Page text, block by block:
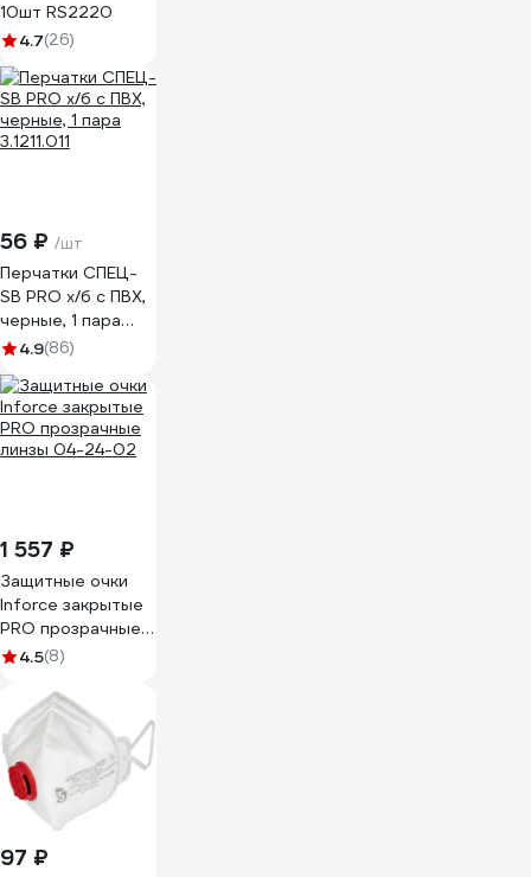
10шт RS2220
4.7(26)
56 ₽ /шт
Перчатки СПЕЦ-
SB PRO х/б с ПВХ,
черные, 1 пара
3.1211.011
4.9(86)
1 557 ₽
Защитные очки
Inforce закрытые
PRO прозрачные
линзы 04-24-02
4.5(8)
97 ₽